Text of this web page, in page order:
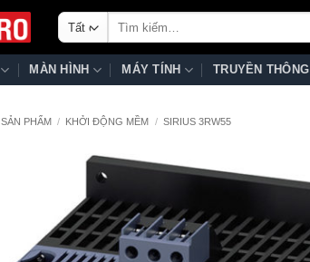
MÀN HÌNH MÁY TÍNH TRUYỀN THÔNG
SẢN PHẨM / KHỞI ĐỘNG MỀM / SIRIUS 3RW55